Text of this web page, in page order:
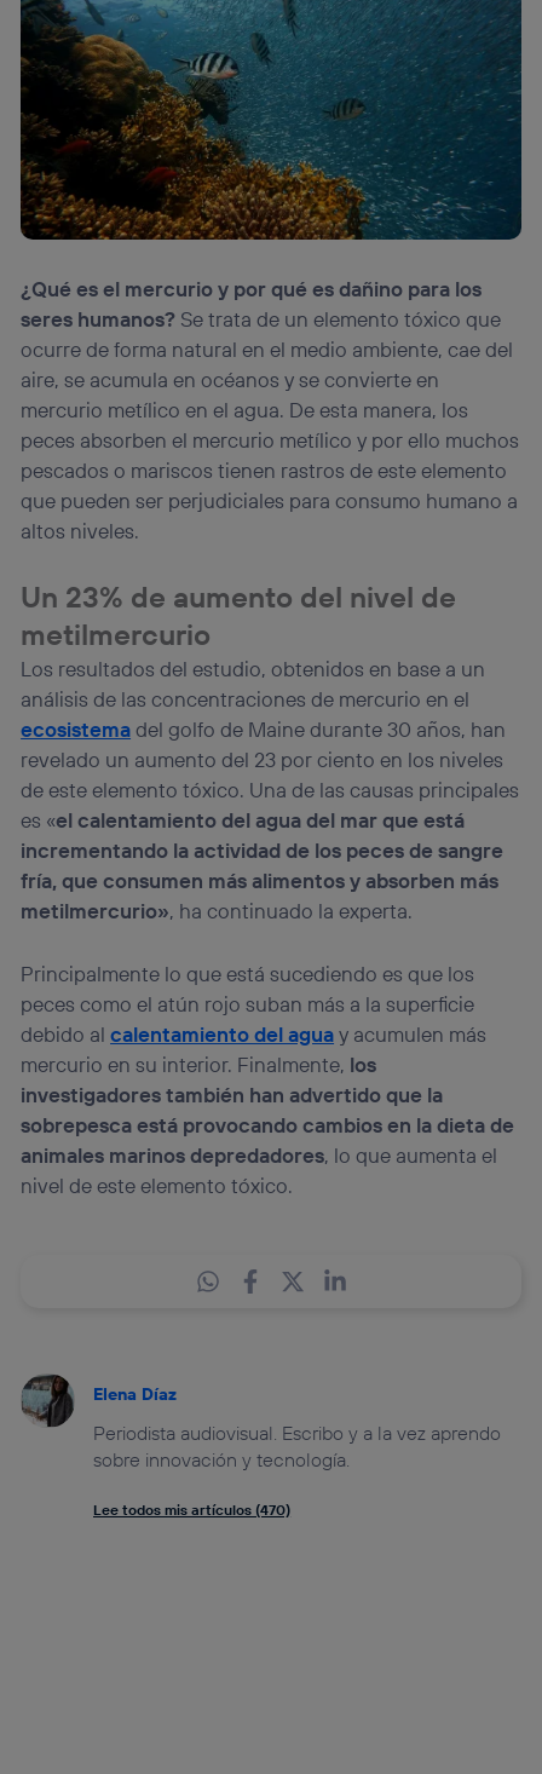
¿Qué es el mercurio y por qué es dañino para los
seres humanos? Se trata de un elemento tóxico que
ocurre de forma natural en el medio ambiente, cae del
aire, se acumula en océanos y se convierte en
mercurio metílico en el agua. De esta manera, los
peces absorben el mercurio metílico y por ello muchos
pescados o mariscos tienen rastros de este elemento
que pueden ser perjudiciales para consumo humano a
altos niveles.
Un 23% de aumento del nivel de
metilmercurio
Los resultados del estudio, obtenidos en base a un
análisis de las concentraciones de mercurio en el
ecosistemadel golfo de Maine durante 30 años, han
revelado un aumento del 23 por ciento en los niveles
de este elemento tóxico. Una de las causas principales
es «el calentamiento del agua del mar que está
incrementando la actividad de los peces de sangre
fría, que consumen más alimentos y absorben más
metilmercurio», ha continuado la experta.
Principalmente lo que está sucediendo es que los
peces como el atún rojo suban más a la superficie
debido alcalentamiento del aguay acumulen más
mercurio en su interior. Finalmente, los
investigadores también han advertido que la
sobrepesca está provocando cambios en la dieta de
animales marinos depredadores, lo que aumenta el
nivel de este elemento tóxico.
Elena Díaz
Periodista audiovisual. Escribo y a la vez aprendo
sobre innovación y tecnología.
Lee todos mis artículos (470)